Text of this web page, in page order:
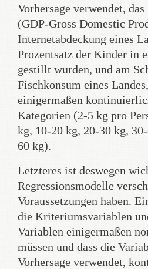
Vorhersage verwendet,
(GDP-Gross Domestic
Internetabdeckung eines
Prozentsatz der Kinder in
gestillt wurden, und am
Fischkonsum eines
einigermaßen
Kategorien (2-5 kg pro
kg, 10-20 kg, 20-30 kg,
60 kg).
Letzteres ist deswegen
Regressionsmodelle
Voraussetzungen haben.
die Kriteriumsvariablen
Variablen einigermaßen
müssen und dass die
Vorhersage verwendet,